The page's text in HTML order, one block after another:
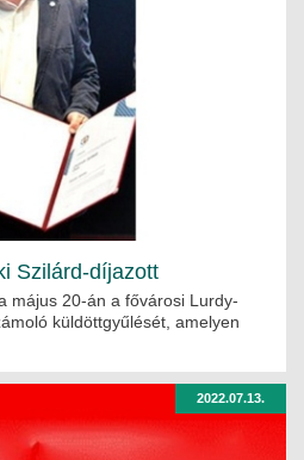
Szilárd-díjazott
május 20-án a fővárosi Lurdy-
küldöttgyűlését, amelyen
2022.07.13.